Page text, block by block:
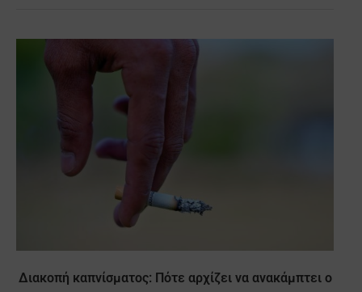
Διακοπή καπνίσματος: Πότε αρχίζει να ανακάμπτει ο